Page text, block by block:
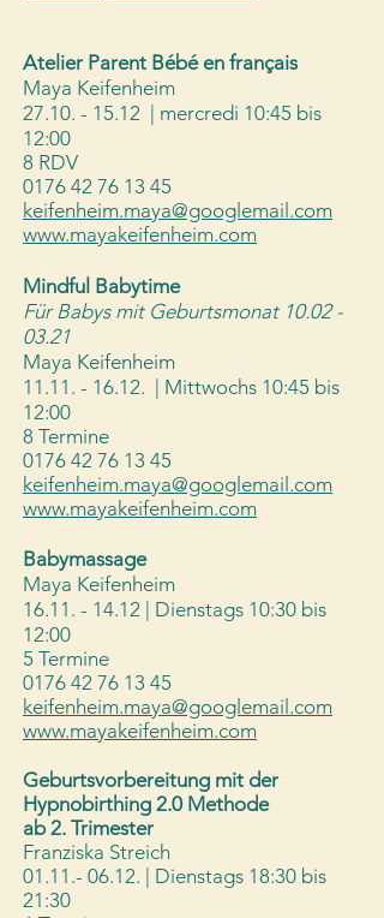
Atelier Parent Bébé en français
Maya Keifenheim
27.10. - 15.12 | mercredi 10:45 bis
12:00
8 RDV
0176 42 76 13 45
keifenheim.maya@googlemail.com
www.mayakeifenheim.com
Mindful Babytime
​Für Babys mit Geburtsmonat 10.02 -
03.21
Maya Keifenheim
11.11. - 16.12. | Mittwochs 10:45 bis
12:00​
8 Termine
0176 42 76 13 45
keifenheim.maya@googlemail.com
www.mayakeifenheim.com
Babymassage
Maya Keifenheim
16.11. - 14.12 | Dienstags 10:30 bis
12:00
5 Termine
0176 42 76 13 45
keifenheim.maya@googlemail.com
www.mayakeifenheim.com
Geburtsvorbereitung mit der
Hypnobirthing 2.0 Methode
ab 2. Trimester
Franziska Streich
01.11.- 06.12. | Dienstags 18:30 bis
21:30